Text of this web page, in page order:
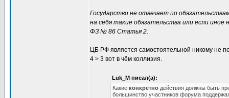
Государство не отвечает по
на себя такие обязательства или если
ФЗ № 86 Статья 2.
ЦБ РФ является самостоятельной никому не
4 > 3 вот в чём коллизия.
Luk_M писал(а):
Какие конкретно действия должны быть
большинство участников форума